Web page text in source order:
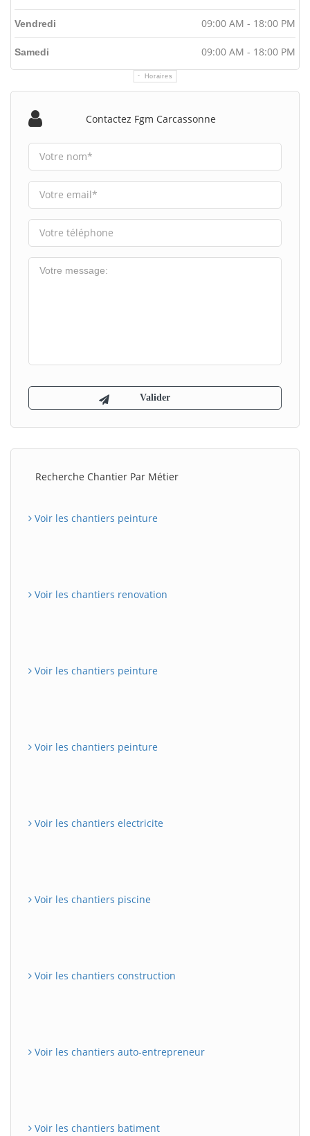
Horaires
Vendredi 09:00 AM - 18:00 PM
Samedi 09:00 AM - 18:00 PM
Contactez Fgm Carcassonne
Recherche Chantier Par Métier
Voir les chantiers peinture
Voir les chantiers renovation
Voir les chantiers peinture
Voir les chantiers peinture
Voir les chantiers electricite
Voir les chantiers piscine
Voir les chantiers construction
Voir les chantiers auto-entrepreneur
Voir les chantiers batiment